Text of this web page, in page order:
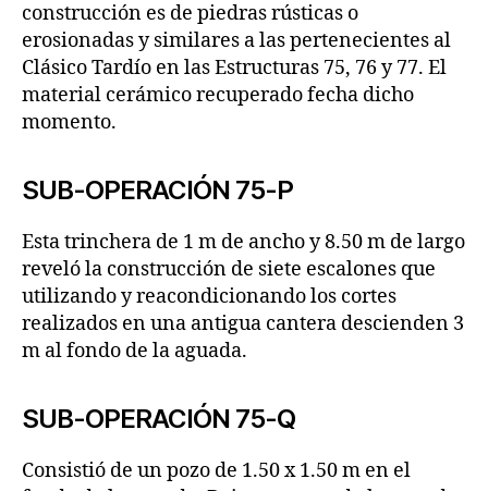
construcción es de piedras rústicas o
erosionadas y similares a las pertenecientes al
Clásico Tardío en las Estructuras 75, 76 y 77. El
material cerámico recuperado fecha dicho
momento.
SUB-OPERACIÓN 75-P
Esta trinchera de 1 m de ancho y 8.50 m de largo
reveló la construcción de siete escalones que
utilizando y reacondicionando los cortes
realizados en una antigua cantera descienden 3
m al fondo de la aguada.
SUB-OPERACIÓN 75-Q
Consistió de un pozo de 1.50 x 1.50 m en el